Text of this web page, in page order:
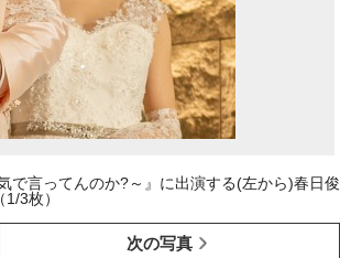
で言ってんのか?～』に出演する(左から)春日俊
3枚）
次の写真